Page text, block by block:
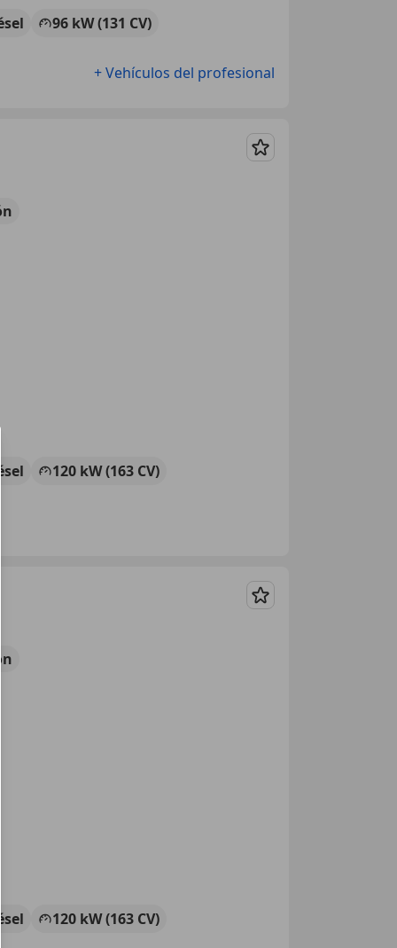
96 kW (131 CV)
+ Vehículos del profesional
Guardar
120 kW (163 CV)
Guardar
120 kW (163 CV)